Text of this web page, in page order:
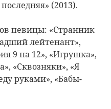
(2013).
певицы: «Странник
лейтенант»,
9 на 12», «Игрушка»,
«Сквозняки», «Я
руками», «Бабы-